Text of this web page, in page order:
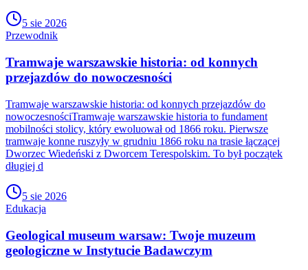
5 sie 2026
Przewodnik
Tramwaje warszawskie historia: od konnych
przejazdów do nowoczesności
Tramwaje warszawskie historia: od konnych przejazdów do
nowoczesnościTramwaje warszawskie historia to fundament
mobilności stolicy, który ewoluował od 1866 roku. Pierwsze
tramwaje konne ruszyły w grudniu 1866 roku na trasie łączącej
Dworzec Wiedeński z Dworcem Terespolskim. To był początek
długiej d
5 sie 2026
Edukacja
Geological museum warsaw: Twoje muzeum
geologiczne w Instytucie Badawczym